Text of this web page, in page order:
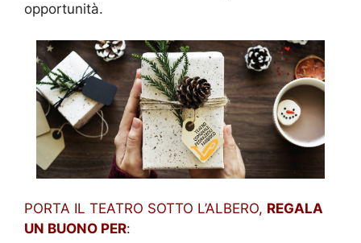
opportunità.
PORTA IL TEATRO SOTTO L’ALBERO, REGALA
UN BUONO PER: